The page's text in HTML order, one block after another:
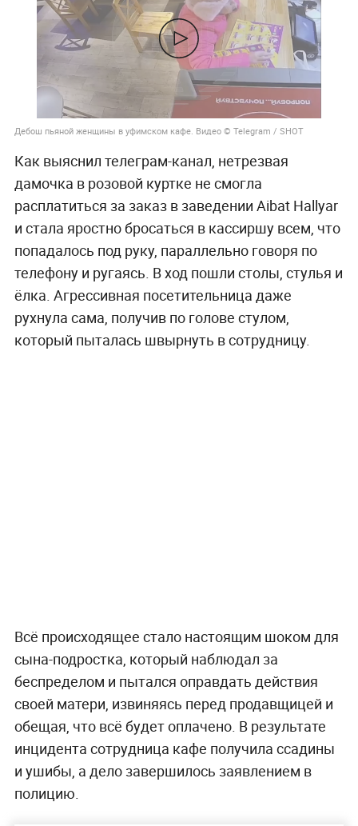
Дебош пьяной женщины в уфимском кафе. Видео © Telegram / SHOT
Как выяснил телеграм-канал, нетрезвая
дамочка в розовой куртке не смогла
расплатиться за заказ в заведении Aibat Hallyar
и стала яростно бросаться в кассиршу всем, что
попадалось под руку, параллельно говоря по
телефону и ругаясь. В ход пошли столы, стулья и
ёлка. Агрессивная посетительница даже
рухнула сама, получив по голове стулом,
который пыталась швырнуть в сотрудницу.
Всё происходящее стало настоящим шоком для
сына-подростка, который наблюдал за
беспределом и пытался оправдать действия
своей матери, извиняясь перед продавщицей и
обещая, что всё будет оплачено. В результате
инцидента сотрудница кафе получила ссадины
и ушибы, а дело завершилось заявлением в
полицию.